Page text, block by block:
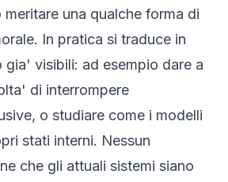
una qualche forma di
In pratica si traduce in
visibili: ad esempio dare a
di interrompere
o studiare come i modelli
stati interni. Nessun
che gli attuali sistemi siano